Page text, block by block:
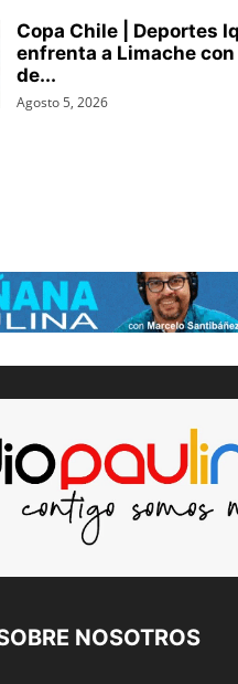
Copa Chile | Deportes
enfrenta a Limache
de...
Agosto 5, 2026
NOSOTROS